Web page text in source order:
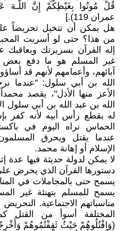
قُلْ مُوتُوا بِغَيْظِكُمْ إِنَّ اللَّـهَ
عمران 119).]
هل يمكن أن تتخيل تحريضاً
من هذا؟ حتى لو أسريت
إله القرآن بسريرتك ويعاقبك
غير المسلم هو ما دفع بعض
آبائهم، وأعمامهم لأنهم قد
الله بن أبي سلول: "عندما
الأعز منها الأذل"، يقصد
الله بن عبد الله بن أبي
له بقطع رأس أبيه لأنه كفر
الحماس نراه اليوم في
عندما يقتل ويحرق
الإسلام أو إهانة محمد.
لا يمكن لدولة حديثة فيها عدة
دستورها القرآن الذي يحرض
يسمح حتى بالمجاملات في
يسمح للمسلم بتهنئة غير
مناسباتهم الاجتماعية.
المختلفة أسوأ من القتل
(وَاقْتُلُوهُمْ حَيْثُ ثَقِفْتُمُوهُمْ